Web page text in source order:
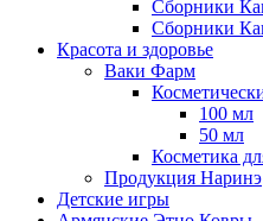
Сборники
Сборники
Красота и здоровье
Ваки Фарм
100 мл
50 мл
Косметика
Продукция Наринэ
Детские игры